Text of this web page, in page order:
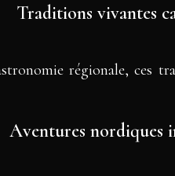
Traditions vivantes
régionale, ces
Aventures nordiques